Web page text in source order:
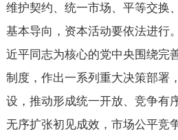
维护契约、统一市场、平等交换
基本导向，资本活动要依法进行
近平同志为核心的党中央围绕完
制度，作出一系列重大决策部署
设，推动形成统一开放、竞争有
无序扩张初见成效，市场公平竞